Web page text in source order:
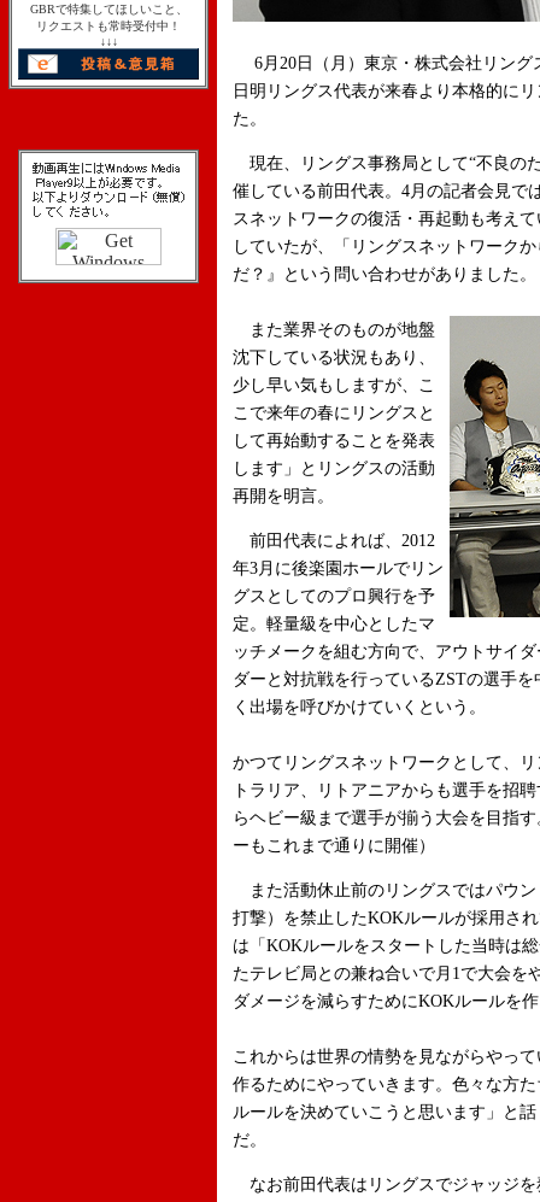
GBRで特集してほしいこと、
リクエストも常時受付中！
↓↓↓
6月20日（月）東京・株式会社リング
日明リングス代表が来春より本格的に
た。
現在、リングス事務局として“不良の
催している前田代表。4月の記者会見で
スネットワークの復活・再起動も考え
していたが、「リングスネットワーク
だ？』という問い合わせがありました。
また業界そのものが地盤
沈下している状況もあり、
少し早い気もしますが、こ
こで来年の春にリングスと
して再始動することを発表
します」とリングスの活動
再開を明言。
前田代表によれば、2012
年3月に後楽園ホールでリン
グスとしてのプロ興行を予
定。軽量級を中心としたマ
ッチメークを組む方向で、アウトサイ
ダーと対抗戦を行っているZSTの選手
く出場を呼びかけていくという。
かつてリングスネットワークとして、
トラリア、リトアニアからも選手を招
らヘビー級まで選手が揃う大会を目指
ーもこれまで通りに開催）
また活動休止前のリングスではパウ
打撃）を禁止したKOKルールが採用さ
は「KOKルールをスタートした当時は
たテレビ局との兼ね合いで月1で大会を
ダメージを減らすためにKOKルールを
これからは世界の情勢を見ながらやっ
作るためにやっていきます。色々な方
ルールを決めていこうと思います」と
だ。
なお前田代表はリングスでジャッジ